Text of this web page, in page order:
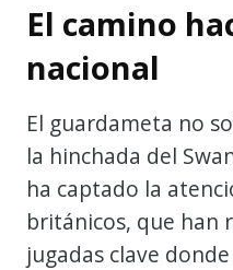
El camino
nacional
El guardameta no
la hinchada del
ha captado la
británicos, que han
jugadas clave